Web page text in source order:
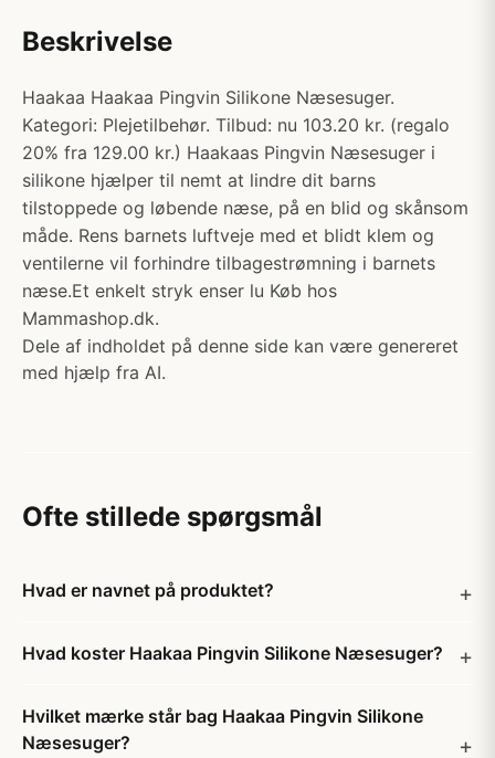
Beskrivelse
Haakaa Haakaa Pingvin Silikone Næsesuger.
Kategori: Plejetilbehør. Tilbud: nu 103.20 kr. (regalo
20% fra 129.00 kr.) Haakaas Pingvin Næsesuger i
silikone hjælper til nemt at lindre dit barns
tilstoppede og løbende næse, på en blid og skånsom
måde. Rens barnets luftveje med et blidt klem og
ventilerne vil forhindre tilbagestrømning i barnets
næse.Et enkelt stryk enser lu Køb hos
Mammashop.dk.
Dele af indholdet på denne side kan være genereret
med hjælp fra AI.
Ofte stillede spørgsmål
Hvad er navnet på produktet?
Hvad koster Haakaa Pingvin Silikone Næsesuger?
Hvilket mærke står bag Haakaa Pingvin Silikone
Næsesuger?